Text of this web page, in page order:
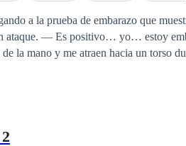
prueba de embarazo que muestra el signo
y casi de inmediato,
atraen hacia un torso duro. Su mirada molesta había
—
— Tú tomaste mi reserva de